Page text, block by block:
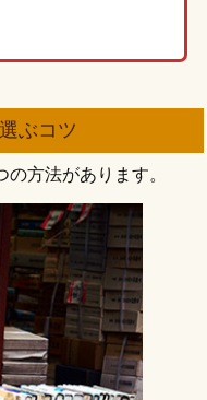
ぶコツ
方法があります。